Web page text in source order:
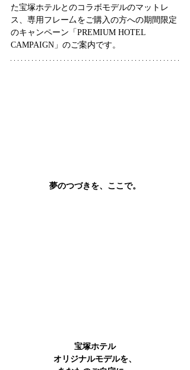
た宝塚ホテルとのコラボモデルのマットレ
ス、専用フレー厶をご購入の方への期間限定
のキャンペーン「PREMIUM HOTEL
CAMPAIGN」のご案内です。
夢のつづきを、ここで。
宝塚ホテル
オリジナルモデルを、